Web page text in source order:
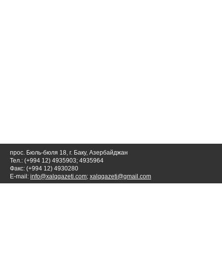
прос. Бюль-бюля 18, г. Баку, Азербайджан
Тел.: (+994 12) 4935903; 4935964
Факс: (+994 12) 4930280
E-mail: info@xalqqazeti.com; xalqqazeti@gmail.com